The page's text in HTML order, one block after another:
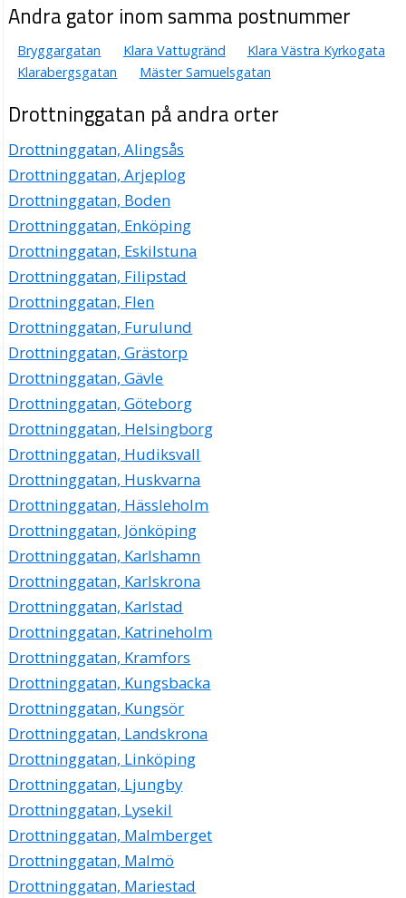
Andra gator inom samma postnummer
Bryggargatan Klara Vattugränd
Klara Västra Kyrkogata
Klarabergsgatan
Mäster Samuelsgatan
Drottninggatan på andra orter
Drottninggatan, Alingsås
Drottninggatan, Arjeplog
Drottninggatan, Boden
Drottninggatan, Enköping
Drottninggatan, Eskilstuna
Drottninggatan, Filipstad
Drottninggatan, Flen
Drottninggatan, Furulund
Drottninggatan, Grästorp
Drottninggatan, Gävle
Drottninggatan, Göteborg
Drottninggatan, Helsingborg
Drottninggatan, Hudiksvall
Drottninggatan, Huskvarna
Drottninggatan, Hässleholm
Drottninggatan, Jönköping
Drottninggatan, Karlshamn
Drottninggatan, Karlskrona
Drottninggatan, Karlstad
Drottninggatan, Katrineholm
Drottninggatan, Kramfors
Drottninggatan, Kungsbacka
Drottninggatan, Kungsör
Drottninggatan, Landskrona
Drottninggatan, Linköping
Drottninggatan, Ljungby
Drottninggatan, Lysekil
Drottninggatan, Malmberget
Drottninggatan, Malmö
Drottninggatan, Mariestad